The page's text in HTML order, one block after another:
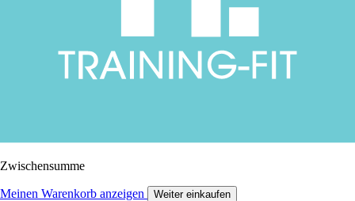
Zwischensumme
Meinen Warenkorb anzeigen Weiter einkaufen